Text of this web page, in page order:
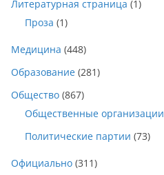
Литературная страница (1)
Проза (1)
Медицина (448)
Образование (281)
Общество (867)
Общественные организации
Политические партии (73)
Официально (311)